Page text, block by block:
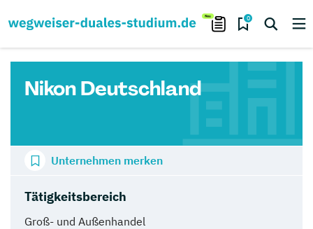
0
Nikon Deutschland
Tätigkeitsbereich
Groß- und Außenhandel
Unternehmen merken